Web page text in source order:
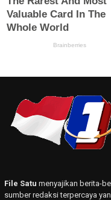
File Satu menyajikan berita-
sumber redaksi terpercaya